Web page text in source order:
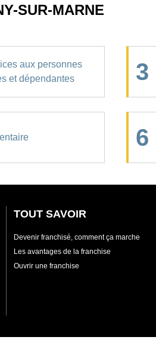
SUR-MARNE
aux personnes
et dépendantes
3
6
TOUT SAVOIR
Devenir franchisé, comment ça marche
Les avantages de la franchise
Ouvrir une franchise